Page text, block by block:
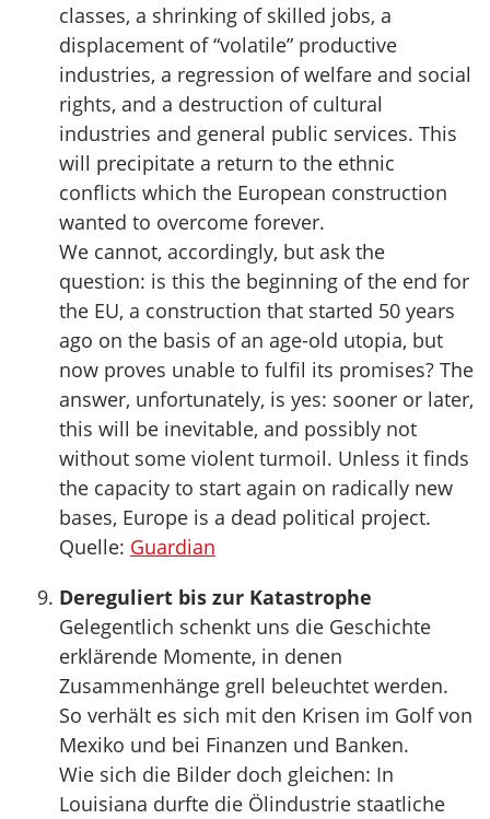
classes, a shrinking of skilled jobs, a
displacement of “volatile” productive
industries, a regression of welfare and social
rights, and a destruction of cultural
industries and general public services. This
will precipitate a return to the ethnic
conflicts which the European construction
wanted to overcome forever.
We cannot, accordingly, but ask the
question: is this the beginning of the end for
the EU, a construction that started 50 years
ago on the basis of an age-old utopia, but
now proves unable to fulfil its promises? The
answer, unfortunately, is yes: sooner or later,
this will be inevitable, and possibly not
without some violent turmoil. Unless it finds
the capacity to start again on radically new
bases, Europe is a dead political project.
Quelle: Guardian
Dereguliert bis zur Katastrophe
Gelegentlich schenkt uns die Geschichte
erklärende Momente, in denen
Zusammenhänge grell beleuchtet werden.
So verhält es sich mit den Krisen im Golf von
Mexiko und bei Finanzen und Banken.
Wie sich die Bilder doch gleichen: In
Louisiana durfte die Ölindustrie staatliche